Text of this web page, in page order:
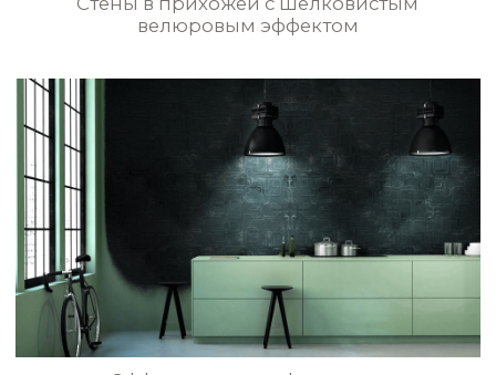
Шёлковое покрытие с трафаретным
узором «Медальон» в гостиной
БОЛЬШЕ